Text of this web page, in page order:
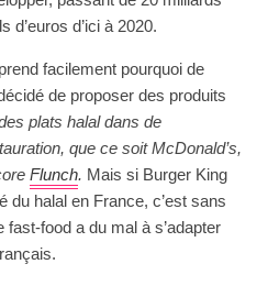
d’euros d’ici à 2020.
facilement pourquoi de
de proposer des produits
plats halal dans de
que ce soit McDonald’s,
Flunch. Mais si Burger King
du halal en France, c’est sans
food a du mal à s’adapter